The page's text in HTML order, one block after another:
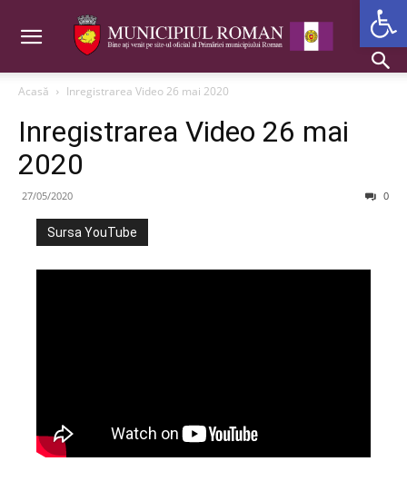
Acasă Inregistrarea Video 26 mai 2020
Inregistrarea Video 26 mai
2020
27/05/2020 0
Sursa YouTube